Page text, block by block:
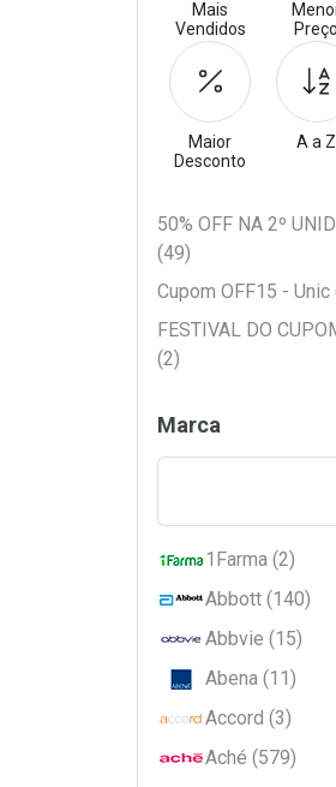
Mais
Vendidos
Preço
Maior
Desconto
A a Z
Filtros
50% OFF NA 2º
(49)
Cupom OFF15 - Unic
FESTIVAL DO
(2)
Marca
1Farma (2)
Abbott (140)
Abbvie (15)
Abena (11)
Accord (3)
Aché (579)